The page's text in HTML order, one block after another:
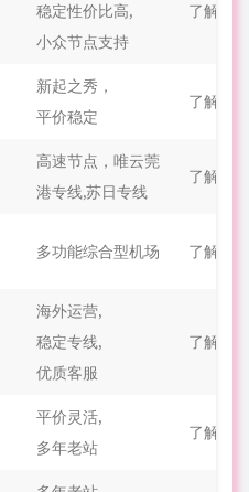
稳定性价比高,
小众节点支持
了解更多
新起之秀，
平价稳定
了解更多
高速节点， 唯云莞
港专线,苏日专线
了解更多
多功能综合型机场 了解更多
海外运营,
稳定专线,
优质客服
了解更多
平价灵活,
多年老站
了解更多